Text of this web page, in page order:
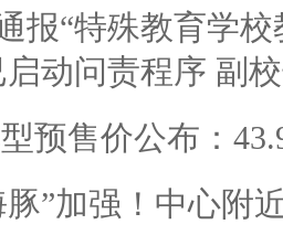
报“特殊教育学
启动问责程序 副
预售价公布：
豚”加强！中心附